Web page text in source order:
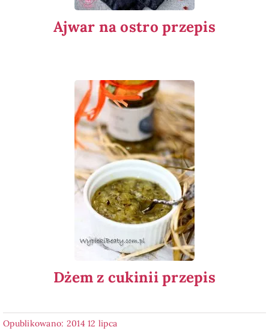
Ajwar na ostro przepis
Dżem z cukinii przepis
Opublikowano: 2014 12 lipca